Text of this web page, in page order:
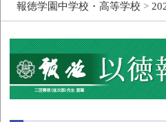
報徳学園中学校・高等学校 >